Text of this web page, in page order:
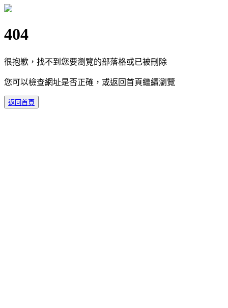
404
很抱歉，找不到您要瀏覽的部落格或已被刪除
您可以檢查網址是否正確，或返回首頁繼續瀏覽
返回首頁